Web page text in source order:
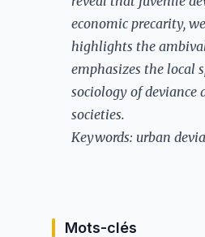
economic precarity,
highlights the
emphasizes the local
sociology of
societies.
Keywords: urban
Mots-clés